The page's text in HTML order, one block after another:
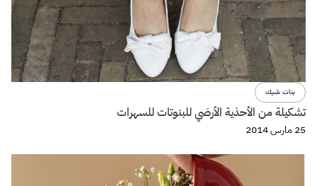
بنات شيك
تشكيلة من الأحذية الأرضي للبنوتات للسهرات
25 مارس 2014